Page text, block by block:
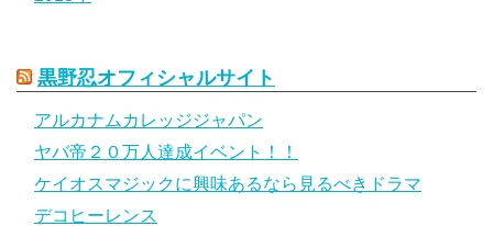
黒野忍オフィシャルサイト
アルカナムカレッジジャパン
ヤバ帝２０万人達成イベント！！
ケイオスマジックに興味あるなら見るべきドラマ
デコヒーレンス